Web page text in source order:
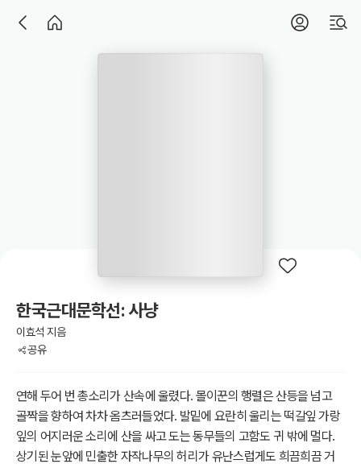
한국근대문학선: 사냥
이효석 지음
공유
연해 두어 번 총소리가 산속에 울렸다. 몰이꾼의 행렬은 산등을 넘고
골짝을 향하여 차차 옴츠러들었다. 발밑에 요란히 울리는 떡갈잎 가랑
잎의 어지러운 소리에 산을 싸고 도는 동무들의 고함도 귀 밖에 멀다.
상기된 눈앞에 민출한 자작나무의 허리가 유난스럽게도 희끔희끔 거